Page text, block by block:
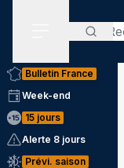
Bulletin France
Week-end
15 jours
Alerte 8 jours
Prévi. saison